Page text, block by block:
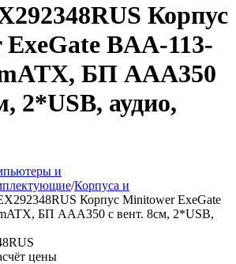
Корпус
BAA-113-
БП AAA350
2*USB, аудио,
и
/Корпуса и
Корпус Minitower ExeGate
БП AAA350 с вент. 8см, 2*USB,
цены